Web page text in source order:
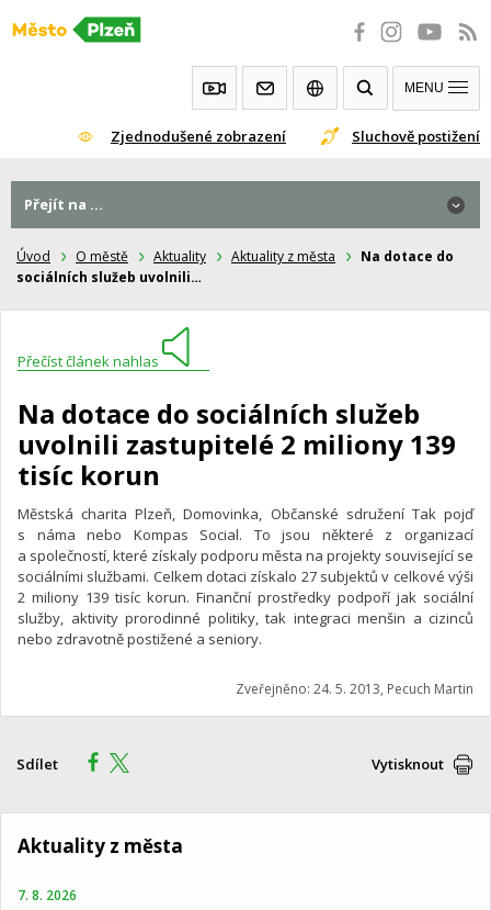
Přeskočit
Zjednodušené zobrazení Sluchově postižení
MENU
Úvod O městě Aktuality Aktuality z města
Na dotace do
sociálních služeb uvolnili…
Přečíst článek nahlas
Na dotace do sociálních služeb
uvolnili zastupitelé 2 miliony 139
tisíc korun
Městská charita Plzeň, Domovinka, Občanské sdružení Tak pojď
s náma nebo Kompas Social. To jsou některé z organizací
a společností, které získaly podporu města na projekty související se
sociálními službami. Celkem dotaci získalo 27 subjektů v celkové výši
2 miliony 139 tisíc korun. Finanční prostředky podpoří jak sociální
služby, aktivity prorodinné politiky, tak integraci menšin a cizinců
nebo zdravotně postižené a seniory.
Zveřejněno: 24. 5. 2013, Pecuch Martin
Sdílet Vytisknout
Přejít na ...
Aktuality z města
7. 8. 2026